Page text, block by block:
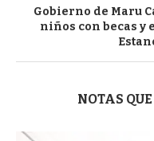
Gobierno de Maru
niños con becas y
NOTAS